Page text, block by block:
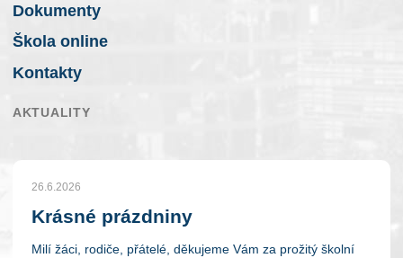
Dokumenty
Škola online
Kontakty
AKTUALITY
26.6.2026
Krásné prázdniny
Milí žáci, rodiče, přátelé, děkujeme Vám za prožitý školní